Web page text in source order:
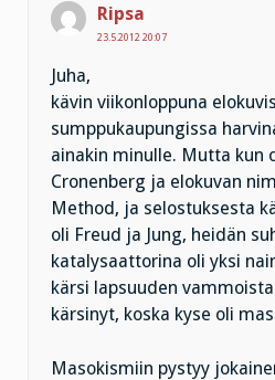
Ripsa
23.5.2012 20:07
Juha,
kävin viikonloppuna
sumppukaupungissa
ainakin minulle. Mutta kun
Cronenberg ja elokuvan
Method, ja selostuksesta
oli Freud ja Jung, heidän
katalysaattorina oli yksi
kärsi lapsuuden
kärsinyt, koska kyse oli
Masokismiin pystyy